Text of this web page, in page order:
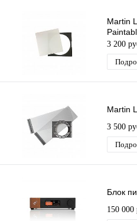
Martin
3 200
Martin
3 500
Блок
150 000